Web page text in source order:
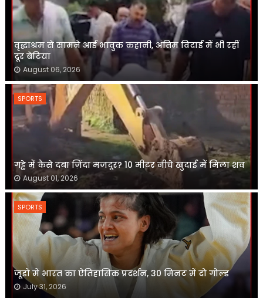
वृद्धाश्रम से सामने आई भावुक कहानी, अंतिम विदाई में भी रहीं
दूर बेटियां
August 06, 2026
SPORTS
गड्ढे में कैसे दबा ज़िंदा मजदूर? 10 मीटर नीचे खुदाई में मिला शव
August 01, 2026
SPORTS
जूडो में भारत का ऐतिहासिक प्रदर्शन, 30 मिनट में दो गोल्ड
July 31, 2026